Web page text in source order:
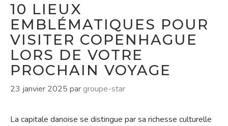
10 LIEUX
EMBLÉMATIQUES POUR
VISITER COPENHAGUE
LORS DE VOTRE
PROCHAIN VOYAGE
23 janvier 2025 pargroupe-star
La capitale danoise se distingue par sa richesse culturelle